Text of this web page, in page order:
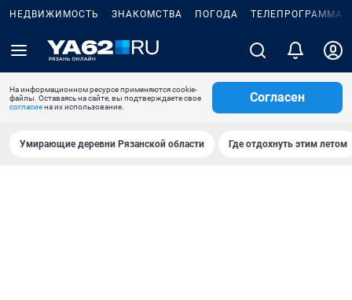
НЕДВИЖИМОСТЬ ЗНАКОМСТВА ПОГОДА ТЕЛЕПРОГРАММА
На информационном ресурсе применяются cookie-
файлы. Оставаясь на сайте, вы подтверждаете свое
согласиена их использование.
Согласен
Умирающие деревни Рязанской области Где отдохнуть этим летом